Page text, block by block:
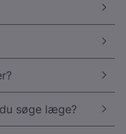
søge læge?